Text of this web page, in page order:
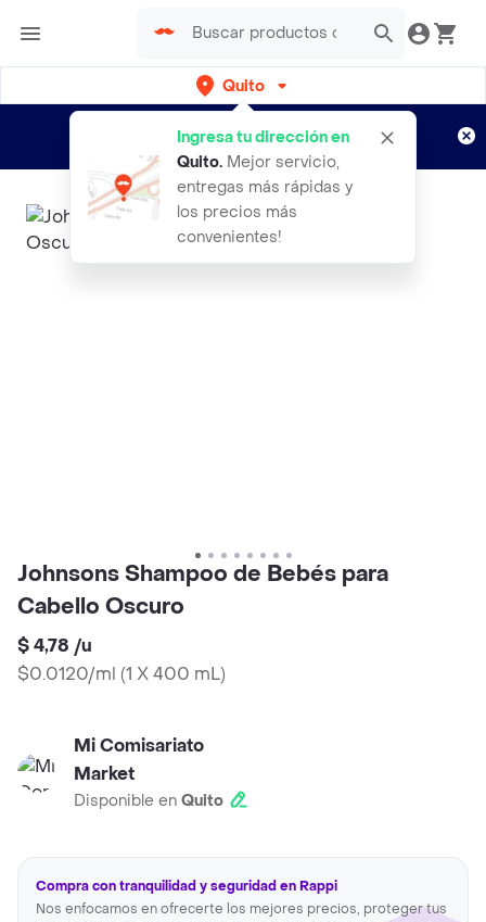
Quito
Ingresa tu dirección en
Quito. Mejor servicio,
entregas más rápidas y
los precios más
convenientes!
envíos gratis por semanas
Aplican TyC
Johnsons Shampoo de Bebés para
Cabello Oscuro
$ 4,78 /u
$0.0120/ml (1 X 400 mL)
Mi Comisariato
Market
Disponible en Quito
Compra con tranquilidad y seguridad en Rappi
Nos enfocamos en ofrecerte los mejores precios, proteger tus